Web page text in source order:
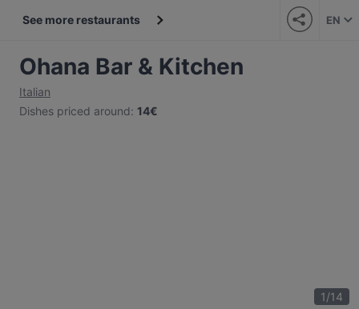
See more restaurants EN
Ohana Bar & Kitchen
Italian
Dishes priced around: 14€
1/14